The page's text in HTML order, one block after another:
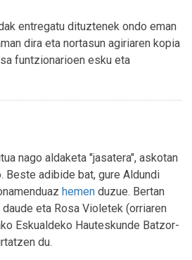
entregatu dituztenek ondo eman
dira eta nortasun agiriaren kopia
funtzionarioen esku eta
nago aldaketa "jasatera", askotan
Beste adibide bat, gure Aldundi
hemen duzue. Bertan
eta Rosa Violetek (orriaren
Eskualdeko Hauteskunde Batzor­
du.